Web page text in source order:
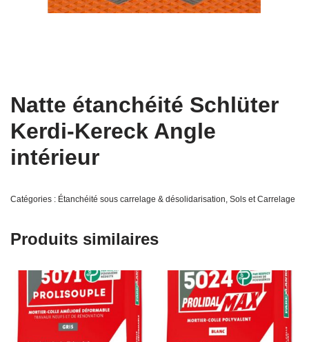
Natte étanchéité Schlüter
Kerdi-Kereck Angle
intérieur
Catégories : Étanchéité sous carrelage & désolidarisation Sols et Carrelage
Produits similaires